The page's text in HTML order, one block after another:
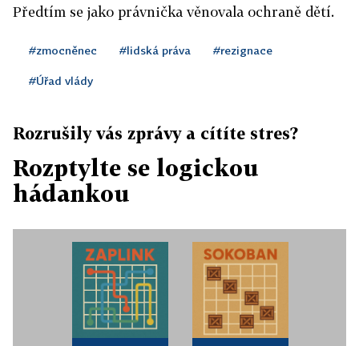
Předtím se jako právnička věnovala ochraně dětí.
#zmocněnec #lidská práva #rezignace
#Úřad vlády
Rozrušily vás zprávy a cítíte stres?
Rozptylte se logickou
hádankou